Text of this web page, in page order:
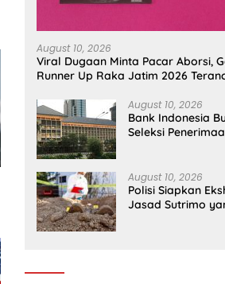
August 10, 2026
Viral Dugaan Minta Pacar Aborsi,
Runner Up Raka Jatim 2026 Terancam
August 10, 2026
Bank Indonesia
Seleksi
August 10, 2026
Polisi Siapkan
Jasad Sutrimo